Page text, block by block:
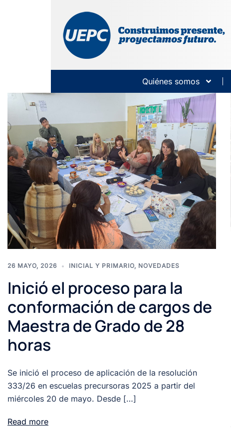
Quiénes somos
26 MAYO, 2026 INICIAL Y PRIMARIO, NOVEDADES
Inició el proceso para la
conformación de cargos de
Maestra de Grado de 28
horas
Se inició el proceso de aplicación de la resolución
333/26 en escuelas precursoras 2025 a partir del
miércoles 20 de mayo. Desde […]
Read more